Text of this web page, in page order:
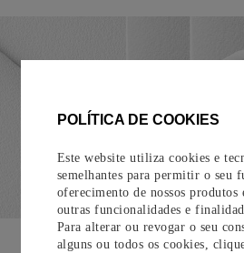
POLÍTICA DE COOKIES
Este website utiliza cookies e
semelhantes para permitir o seu
oferecimento de nossos produtos
outras funcionalidades e
Para alterar ou revogar o seu
alguns ou todos os cookies,
EMBALAGEM PARA